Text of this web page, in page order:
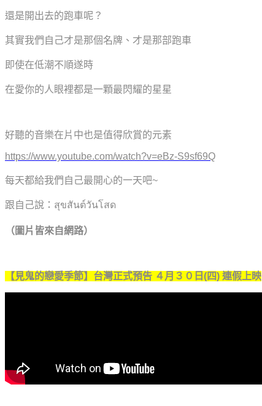
還是開出去的跑車呢？
其實我們自己才是那個名牌、才是那部跑車
即使在低潮不順遂時
在愛你的人眼裡都是一顆最閃耀的星星
好聽的音樂在片中也是值得欣賞的元素
https://www.youtube.com/watch?v=eBz-S9sf69Q
每天都給我們自己最開心的一天吧~
跟自己說： สุขสันต์วันโสด
（圖片皆來自網路）
【見鬼的戀愛季節】台灣正式預告 ４月３０日(四) 連假上映